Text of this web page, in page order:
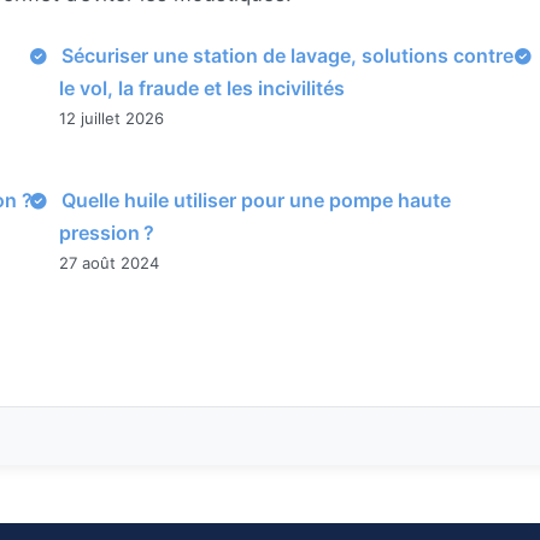
Sécuriser une station de lavage, solutions contre
le vol, la fraude et les incivilités
12 juillet 2026
?
Quelle huile utiliser pour une pompe haute
pression ?
27 août 2024